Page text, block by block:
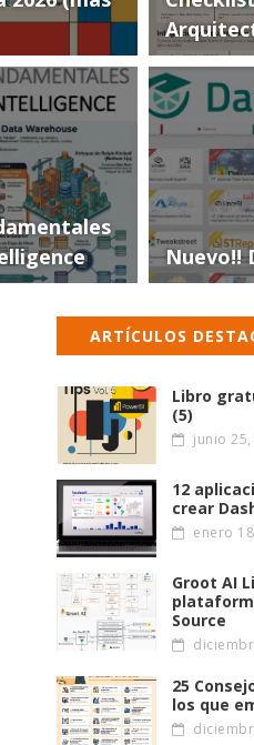
Nuevo!!
ARTÍCULOS
Libro
(5)
junio 25,
12
crear
enero
Groot AI
Source
25
los que